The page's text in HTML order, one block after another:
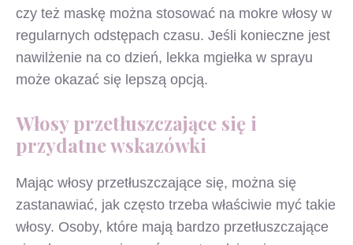
czy też maskę można stosować na mokre włosy w
regularnych odstępach czasu. Jeśli konieczne jest
nawilżenie na co dzień, lekka mgiełka w sprayu
może okazać się lepszą opcją.
Włosy przetłuszczające się i
przydatne wskazówki
Mając włosy przetłuszczające się, można się
zastanawiać, jak często trzeba właściwie myć takie
włosy. Osoby, które mają bardzo przetłuszczające